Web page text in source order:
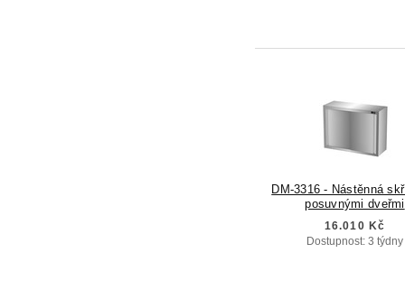
DM-3316 - Nástěnná
posuvnými dveřmi
16.010 Kč
Dostupnost: 3 týdny